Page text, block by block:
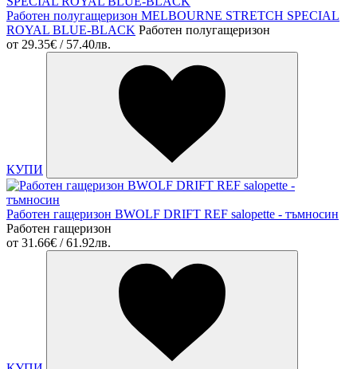
Работен полугащеризон MELBOURNE STRETCH SPECIAL
ROYAL BLUE-BLACK Работен полугащеризон
от 29.35€ / 57.40лв.
КУПИ
Работен гащеризон BWOLF DRIFT REF salopette - тъмносин
Работен гащеризон
от 31.66€ / 61.92лв.